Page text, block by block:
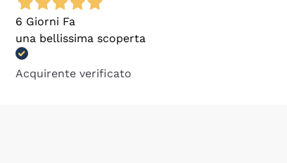
6 Giorni Fa
una bellissima scoperta
Acquirente verificato